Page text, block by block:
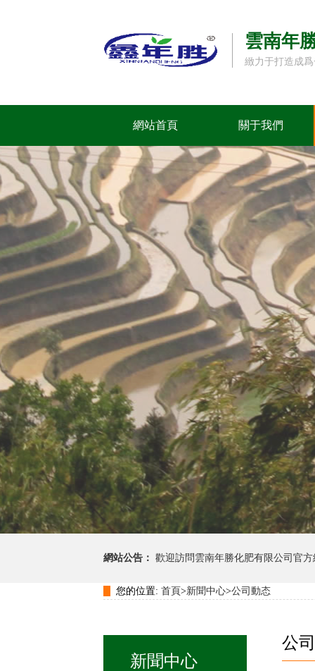
雲南年
緻力于打造成
網站首頁 關于我們
網站公告： 歡迎訪問雲南年勝化肥有限公司官方
您的位置: 首頁>新聞中心>公司動态
新聞中心
公